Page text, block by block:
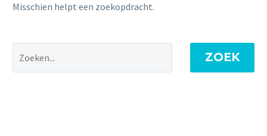
Misschien helpt een zoekopdracht.
ZOEK